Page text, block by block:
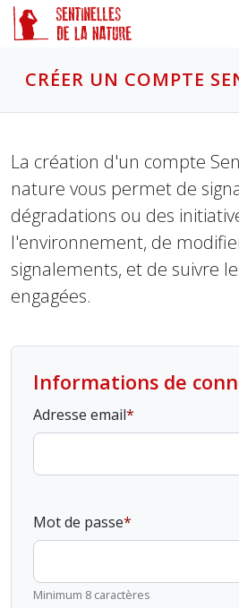
CRÉER UN COMPTE
La création d'un compte
nature vous permet de
dégradations ou des
l'environnement, de
signalements, et de suivre
engagées.
Informations de
Adresse email
Mot de passe
Minimum 8 caractères
Panneau de gestion des cookies